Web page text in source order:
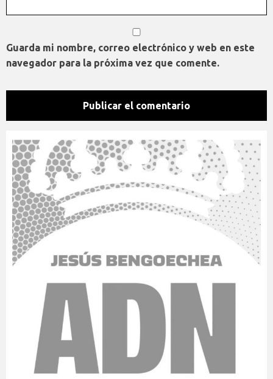
Guarda mi nombre, correo electrónico y web en este
navegador para la próxima vez que comente.